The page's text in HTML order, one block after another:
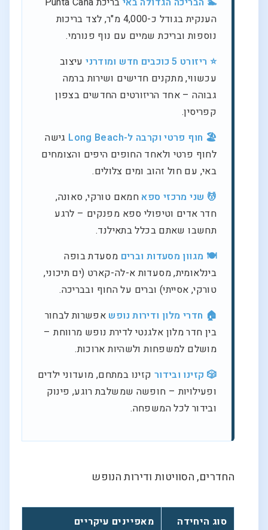
הענקית בגודל כ-4,000 מ"ר, לצד בריכות
נוספות ובריכת שמיים עם נוף פנורמי.
⭐ ריזורט 5 כוכבים חדש ומודרני
עיצוב
עכשווי, מתקנים חדישים ושירות ברמה
גבוהה – אחד הריזורטים החדשים בצפון
קפריסין.
🏖️ חוף פרטי וקרבה ל-Long Beach
גישה
לחוף פרטי ולאחד החופים היפים והצומחים
באי, עם חול זהוב ומים צלולים.
💆 שני מרכזי ספא חמאם טורקי, סאונה,
חדר אדים וטיפולי ספא מפנקים – לרגע
תחשבו שאתם בכלל בתאילנד.
🍽️ מגוון מסעדות וברים מסעדת בופה
בינלאומית, מסעדות א-לה-קארט (ים תיכוני,
טורקי, אסייתי) וברים על החוף ובבריכה.
🏠 חדרי מלון ודירות נופש אפשרות לבחור
בין חדר מלון אלגנטי לדירת נופש מרווחת –
מושלם למשפחות ולשהיות ארוכות.
🎲 קזינו ובידור קזינו במתחם, מועדוני ילדים
ופעילויות – חופשה שמשלבת רוגע, פינוק
ובידור לכל המשפחה.
החדרים, הסוויטות ודירות הנופש
סוג היחידה מאפיינים עיקריים